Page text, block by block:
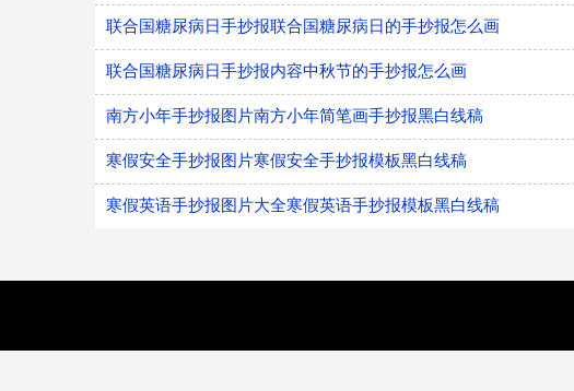
联合国糖尿病日手抄报联合国糖尿病日的手抄报怎么画
联合国糖尿病日手抄报内容中秋节的手抄报怎么画
南方小年手抄报图片南方小年简笔画手抄报黑白线稿
寒假安全手抄报图片寒假安全手抄报模板黑白线稿
寒假英语手抄报图片大全寒假英语手抄报模板黑白线稿